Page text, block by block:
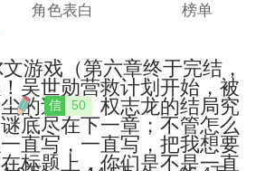
角色表白 榜单
文游戏（第六章终于完结，
吴世勋营救计划开始，被
的过去，权志龙的结局究
底尽在下一章；不管怎么
直写，一直写，把我想要
标题上，你们是不是一直
信
50